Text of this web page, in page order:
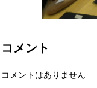
コメント
コメントはありません